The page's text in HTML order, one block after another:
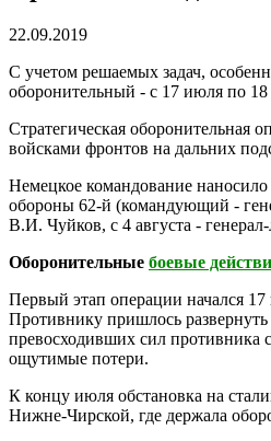
22.09.2019
С учетом решаемых задач,
оборонительный - с 17 июля по 18
Стратегическая оборонительная
войсками фронтов на дальних
Немецкое командование
обороны 62-й (командующий -
В.И. Чуйков, с 4 августа -
Оборонительные боевые
Первый этап операции начался
Противнику пришлось
превосходивших сил противника
ощутимые потери.
К концу июля обстановка на
Нижне-Чирской, где держала